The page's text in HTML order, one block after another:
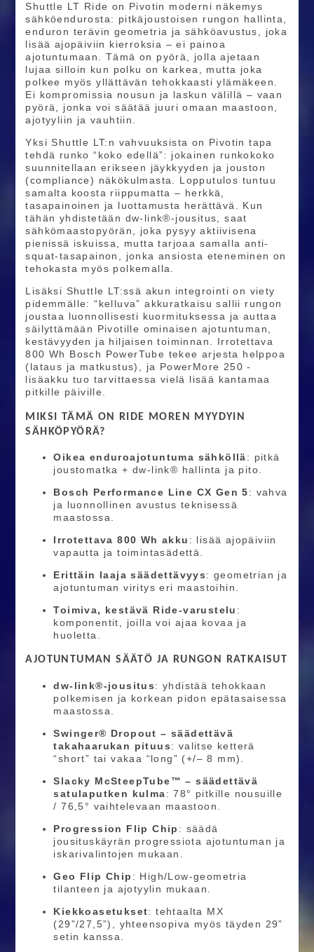
Shuttle LT Ride on Pivotin moderni näkemys
sähköendurosta: pitkäjoustoisen rungon hallinta,
enduron terävin geometria ja sähköavustus, joka
lisää ajopäiviin kierroksia – ei painoa
ajotuntumaan. Tämä on pyörä, jolla ajetaan
lujaa silloin kun polku on karkea, mutta joka
polkee myös yllättävän tehokkaasti ylämäkeen.
Ei kompromissia nousun ja laskun välillä – vaan
pyörä, jonka voi säätää juuri omaan maastoon,
ajotyyliin ja vauhtiin.
Yksi Shuttle LT:n vahvuuksista on Pivotin tapa
tehdä runko “koko edellä”: jokainen runkokoko
suunnitellaan erikseen jäykkyyden ja jouston
(compliance) näkökulmasta. Lopputulos tuntuu
samalta koosta riippumatta – herkkä,
tasapainoinen ja luottamusta herättävä. Kun
tähän yhdistetään dw-link®-jousitus, saat
sähkömaastopyörän, joka pysyy aktiivisena
pienissä iskuissa, mutta tarjoaa samalla anti-
squat-tasapainon, jonka ansiosta eteneminen on
tehokasta myös polkemalla.
Lisäksi Shuttle LT:ssä akun integrointi on viety
pidemmälle: “kelluva” akkuratkaisu sallii rungon
joustaa luonnollisesti kuormituksessa ja auttaa
säilyttämään Pivotille ominaisen ajotuntuman,
kestävyyden ja hiljaisen toiminnan. Irrotettava
800 Wh Bosch PowerTube tekee arjesta helppoa
(lataus ja matkustus), ja PowerMore 250 -
lisäakku tuo tarvittaessa vielä lisää kantamaa
pitkille päiville.
MIKSI TÄMÄ ON RIDE MOREN MYYDYIN
SÄHKÖPYÖRÄ?
Oikea enduroajotuntuma sähköllä: pitkä
joustomatka + dw-link® hallinta ja pito.
Bosch Performance Line CX Gen 5: vahva
ja luonnollinen avustus teknisessä
maastossa.
Irrotettava 800 Wh akku : lisää ajopäiviin
vapautta ja toimintasädettä.
Erittäin laaja säädettävyys: geometrian ja
ajotuntuman viritys eri maastoihin.
Toimiva, kestävä Ride-varustelu :
komponentit, joilla voi ajaa kovaa ja
huoletta.
AJOTUNTUMAN SÄÄTÖ JA RUNGON RATKAISUT
dw-link®-jousitus: yhdistää tehokkaan
polkemisen ja korkean pidon epätasaisessa
maastossa.
Swinger® Dropout – säädettävä
takahaarukan pituus: valitse ketterä
“short” tai vakaa “long” (+/– 8 mm).
Slacky McSteepTube™ – säädettävä
satulaputken kulma: 78° pitkille nousuille
/ 76,5° vaihtelevaan maastoon.
Progression Flip Chip : säädä
jousituskäyrän progressiota ajotuntuman ja
iskarivalintojen mukaan.
Geo Flip Chip : High/Low-geometria
tilanteen ja ajotyylin mukaan.
Kiekkoasetukset: tehtaalta MX
(29”/27,5”), yhteensopiva myös täyden 29”
setin kanssa.